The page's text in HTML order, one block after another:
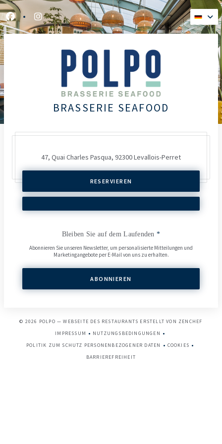
Facebook ((öffnet ein neues Fenster))
Instagram ((öffnet ein neues Fenster))
BRASSERIE SEAFOOD
47, Quai Charles Pasqua, 92300 Levallois-Perret
RESERVIEREN
Bleiben Sie auf dem Laufenden*
Abonnieren Sie unseren Newsletter, um personalisierte Mitteilungen und
Marketingangebote per E-Mail von uns zu erhalten.
ABONNIEREN
© 2026 POLPO — WEBSEITE DES RESTAURANTS ERSTELLT VON ZENCHEF
IMPRESSUM
NUTZUNGSBEDINGUNGEN
POLITIK ZUM SCHUTZ PERSONENBEZOGENER DATEN
COOKIES
BARRIEREFREIHEIT